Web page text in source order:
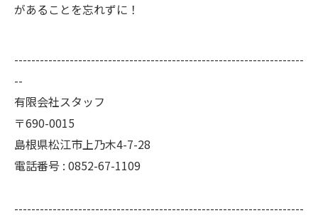
があることを忘れずに！
--------------------------------------------------------------------
--
有限会社スタッフ
〒690-0015
島根県松江市上乃木4-7-28
電話番号 : 0852-67-1109
--------------------------------------------------------------------